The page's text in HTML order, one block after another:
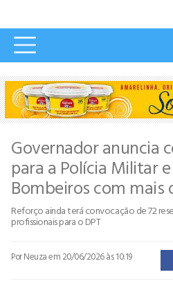
Governador anuncia
para a Polícia Militar
Bombeiros com mais
Reforço ainda terá convocação de 72
profissionais para o DPT
Por Neuzaem 20/06/2026 às 10:19